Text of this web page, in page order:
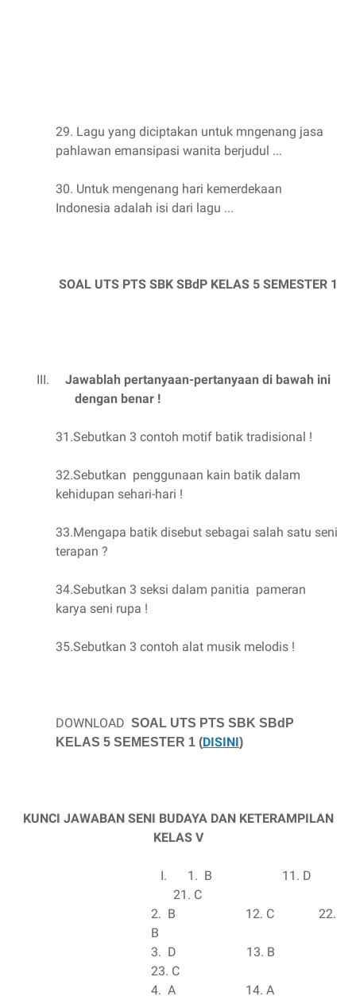
29. Lagu yang diciptakan untuk mngenang jasa
pahlawan emansipasi wanita berjudul ...
30. Untuk mengenang hari kemerdekaan
Indonesia adalah isi dari lagu ...
SOAL UTS PTS SBK SBdP KELAS 5 SEMESTER 1
III.
Jawablah pertanyaan-pertanyaan di bawah ini
dengan benar !
31.Sebutkan 3 contoh motif batik tradisional !
32.Sebutkan penggunaan kain batik dalam
kehidupan sehari-hari !
33.Mengapa batik disebut sebagai salah satu seni
terapan ?
34.Sebutkan 3 seksi dalam panitia pameran
karya seni rupa !
35.Sebutkan 3 contoh alat musik melodis !
DOWNLOAD SOAL UTS PTS SBK SBdP
KELAS 5 SEMESTER 1 (DISINI)
KUNCI JAWABAN SENI BUDAYA DAN KETERAMPILAN
KELAS V
I. 1. B
11. D
21. C
2. B 12. C
22.
B
3. D
13. B
23. C
4. A
14. A